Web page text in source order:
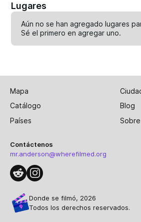
Lugares
Aún no se han agregado lugares
Sé el primero enagregar uno.
Mapa
Catálogo
Blog
Países
Contáctenos
mr.anderson@wherefilmed.org
Donde se filmó, 2026
Todos los derechos reservados.